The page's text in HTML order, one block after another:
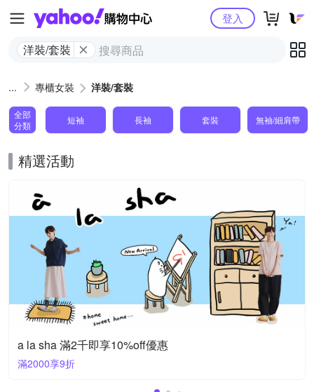
Yahoo購物中心
洋裝/套裝
登入
專櫃女裝 洋裝/套裝
全部
分類
短袖 長袖 套裝 無袖/細肩帶
精選活動
a la sha 滿2千即享10%off優惠
滿2000享9折